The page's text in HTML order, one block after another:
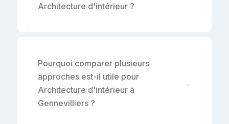
Architecture d'intérieur ?
Pourquoi comparer plusieurs
approches est-il utile pour
Architecture d'intérieur à
Gennevilliers ?
⌄